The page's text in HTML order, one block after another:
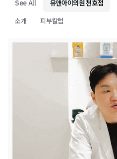
See All 유앤아이의원 천호점
소개
피부칼럼